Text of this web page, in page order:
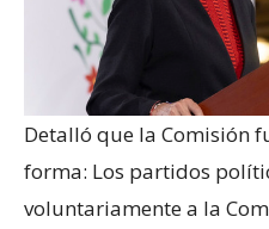
Detalló que la Comisión
forma: Los partidos
voluntariamente a la